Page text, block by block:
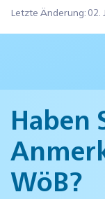
Letzte Änderung: 02.
Haben
WöB?